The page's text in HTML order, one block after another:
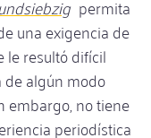
permita
una exigencia de
resultó difícil
de algún modo
embargo, no tiene
periodística